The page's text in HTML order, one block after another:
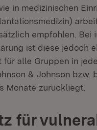
in medizinischen
empfohlen. Bei
ist diese jedoch
alle Gruppen in
& Johnson bzw.
Monate zurückliegt.
für